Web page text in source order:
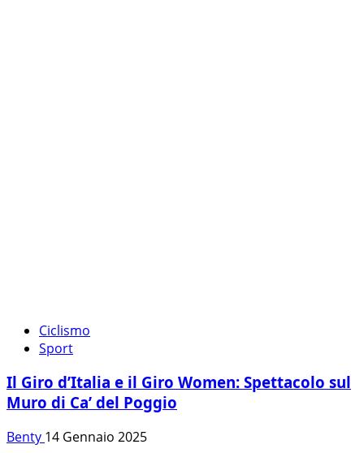
Ciclismo
Sport
Il Giro d’Italia e il Giro Women: Spettacolo sul
Muro di Ca’ del Poggio
Benty 14 Gennaio 2025